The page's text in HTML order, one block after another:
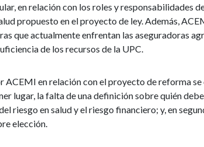
en relación con los roles y responsabilidades
propuesto en el proyecto de ley. Además,
que actualmente enfrentan las aseguradoras
de los recursos de la UPC.
ACEMI en relación con el proyecto de reforma se
lugar, la falta de una definición sobre quién
riesgo en salud y el riesgo financiero; y, en
elección.